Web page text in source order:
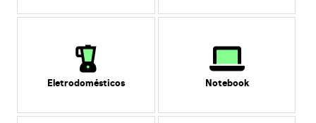
Eletrodomésticos Notebook